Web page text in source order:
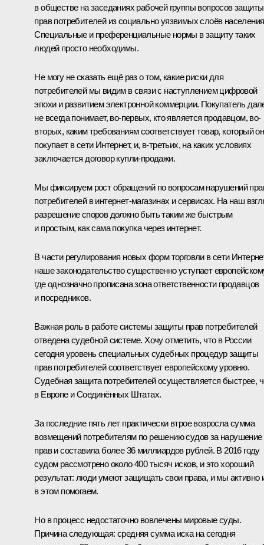
в обществе на заседаниях рабочей группы вопросов защиты
прав потребителей из социально уязвимых слоёв
Специальные и преференциальные нормы в защиту таких
людей просто необходимы.
Не могу не сказать ещё раз о том, какие риски для
потребителей мы видим в связи с наступлением цифровой
эпохи и развитием электронной коммерции. Покупатель
не всегда понимает, во-первых, кто является продавцом, во-
вторых, каким требованиям соответствует товар, который он
покупает в сети Интернет, и, в-третьих, на каких условиях
заключается договор купли-продажи.
Мы фиксируем рост обращений по вопросам нарушений
потребителей в интернет-магазинах и сервисах. На наш
разрешение споров должно быть таким же быстрым
и простым, как сама покупка через интернет.
В части регулирования новых форм торговли в сети
наше законодательство существенно уступает
где однозначно прописана зона ответственности продавцов
и посредников.
Важная роль в работе системы защиты прав потребителей
отведена судебной системе. Хочу отметить, что в России
сегодня уровень специальных судебных процедур защиты
прав потребителей соответствует европейскому уровню.
Судебная защита потребителей осуществляется быстрее,
в Европе и Соединённых Штатах.
За последние пять лет практически втрое возросла сумма
возмещений потребителям по решению судов за нарушение
прав и составила более 36 миллиардов рублей. В 2016 году
судом рассмотрено около 400 тысяч исков, и это хороший
результат: люди умеют защищать свои права, и мы активно
в этом помогаем.
Но в процесс недостаточно вовлечены мировые суды.
Причина следующая: средняя сумма иска на сегодня